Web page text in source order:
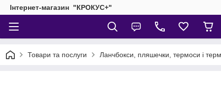
Інтернет-магазин "КРОКУС+"
Товари та послуги Ланчбокси, пляшечки, термоси і